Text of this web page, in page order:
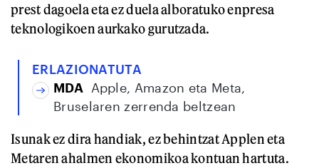
prest dagoela eta ez duela alboratuko enpresa
teknologikoen aurkako gurutzada.
ERLAZIONATUTA
MDA Apple, Amazon eta Meta,
Bruselaren zerrenda beltzean
Isunak ez dira handiak, ez behintzat Applen eta
Metaren ahalmen ekonomikoa kontuan hartuta.